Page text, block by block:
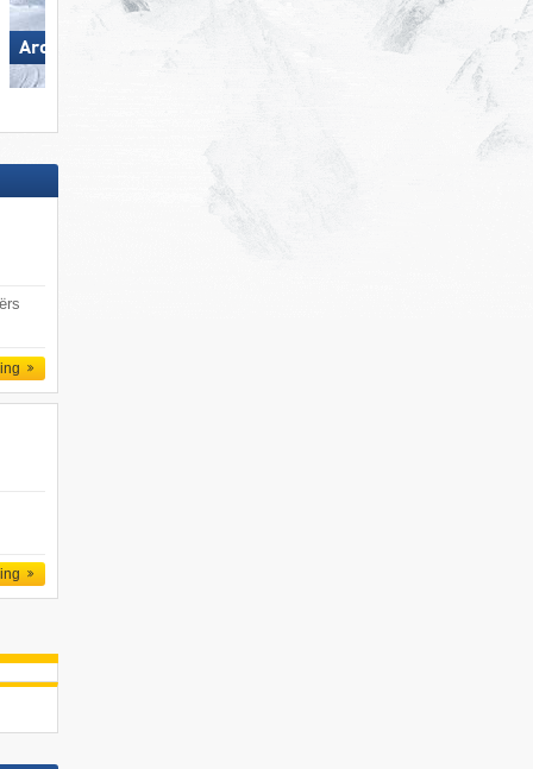
Arosa Lenzerheide Arosa Lenzerheide